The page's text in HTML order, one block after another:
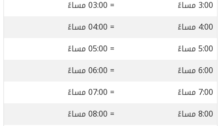
3:00 مساءً
= 03:00 مساءً
4:00 مساءً
= 04:00 مساءً
5:00 مساءً
= 05:00 مساءً
6:00 مساءً
= 06:00 مساءً
7:00 مساءً
= 07:00 مساءً
8:00 مساءً
= 08:00 مساءً